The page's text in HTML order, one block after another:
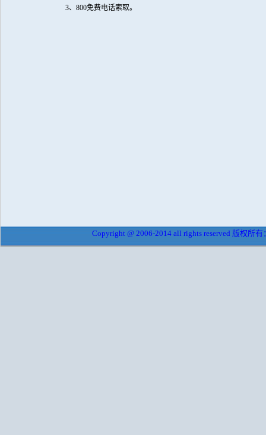
3、 800免费电话索取。
Copyright @ 2006-2014 all rights reserved 版权所